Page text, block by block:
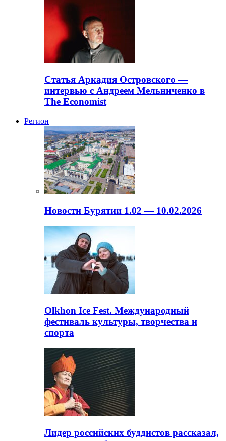
Статья Аркадия Островского —
интервью с Андреем Мельниченко в
The Economist
Регион
Новости Бурятии 1.02 — 10.02.2026
Olkhon Ice Fest. Международный
фестиваль культуры, творчества и
спорта
Лидер российских буддистов рассказал,